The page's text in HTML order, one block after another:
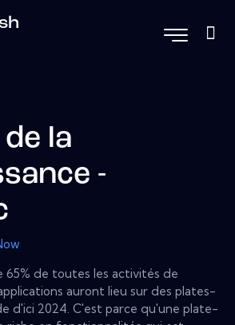
la
-
de toutes les activités de
auront lieu sur des plates-
d'ici 2024. C'est parce qu'une plate-